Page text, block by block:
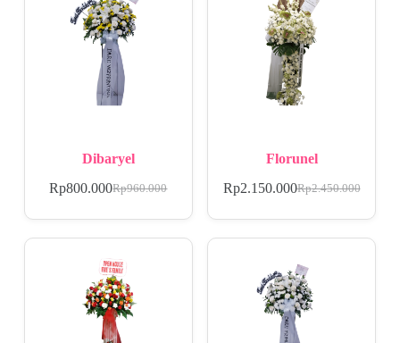
Dibaryel
Rp960.000
Rp800.000
Florunel
Rp2.450.000
Rp2.150.000